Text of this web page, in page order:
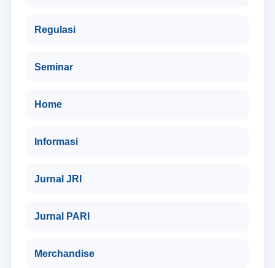
Regulasi
Seminar
Home
Informasi
Jurnal JRI
Jurnal PARI
Merchandise